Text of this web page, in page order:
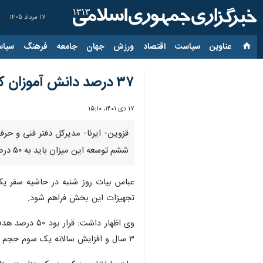
۱۷ مرداد ۱۴۰۵
عناوین‌ سیاست اقتصاد ورزش جهان جامعه فرهنگ
۳۷ درصد دانش آموزان کشور در مدارس فنی حرفه‌ای و کار و دانش تحصیل می‌کنند
۱۷ دی ۱۴۰۱، ۱۵:۱۰